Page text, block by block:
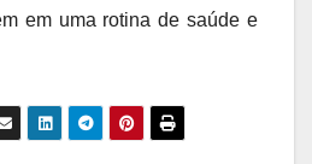
em uma rotina de saúde e